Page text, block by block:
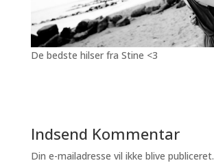
De bedste hilser fra Stine <3
Indsend Kommentar
Din e-mailadresse vil ikke blive publiceret.